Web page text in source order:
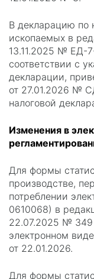
В декларацию по
ископаемых в
13.11.2025 № ЕД-
соответствии с
декларации,
от 27.01.2026 №
налоговой
Изменения в
Для формы
производстве,
потреблении
0610068) в
22.07.2025 № 349
электронном
от 22.01.2026.
Для формы